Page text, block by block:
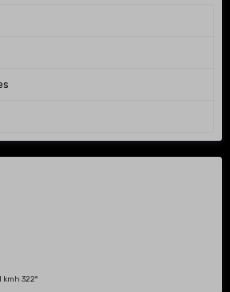
kmh 322°